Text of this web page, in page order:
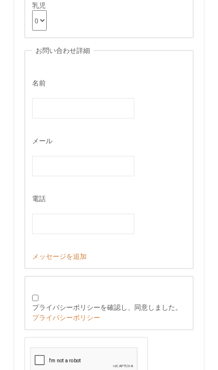
乳児
お問い合わせ詳細
名前
メール
電話
メッセージを追加
プライバシーポリシーを確認し、同意しました。
プライバシーポリシー